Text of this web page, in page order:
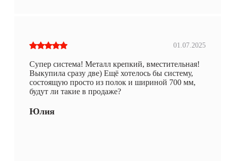
01.07.2025
Супер система! Металл крепкий, вместительная!
Выкупила сразу две) Ещё хотелось бы систему,
состоящую просто из полок и шириной 700 мм,
будут ли такие в продаже?
Юлия